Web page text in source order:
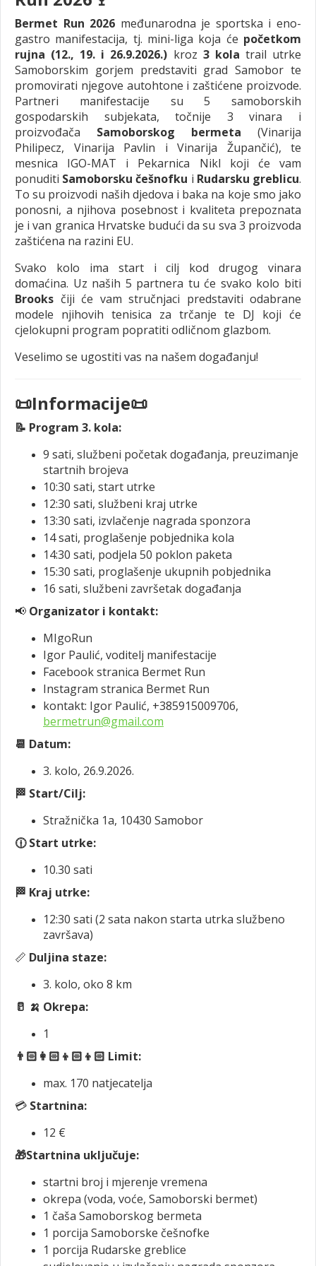
Bermet Run 2026 međunarodna je sportska i eno-
gastro manifestacija, tj. mini-liga koja će početkom
rujna (12., 19. i 26.9.2026.) kroz 3 kola trail utrke
Samoborskim gorjem predstaviti grad Samobor te
promovirati njegove autohtone i zaštićene proizvode.
Partneri manifestacije su 5 samoborskih
gospodarskih subjekata, točnije 3 vinara i
proizvođača Samoborskog bermeta (Vinarija
Philipecz, Vinarija Pavlin i Vinarija Župančić), te
mesnica IGO-MAT i Pekarnica Nikl koji će vam
ponuditi Samoborsku češnofku i Rudarsku greblicu.
To su proizvodi naših djedova i baka na koje smo jako
ponosni, a njihova posebnost i kvaliteta prepoznata
je i van granica Hrvatske budući da su sva 3 proizvoda
zaštićena na razini EU.
Svako kolo ima start i cilj kod drugog vinara
domaćina. Uz naših 5 partnera tu će svako kolo biti
Brooks čiji će vam stručnjaci predstaviti odabrane
modele njihovih tenisica za trčanje te DJ koji će
cjelokupni program popratiti odličnom glazbom.
Veselimo se ugostiti vas na našem događanju!
📜Informacije📜
📝 Program 3. kola:
9 sati, službeni početak događanja, preuzimanje
startnih brojeva
10:30 sati, start utrke
12:30 sati, službeni kraj utrke
13:30 sati, izvlačenje nagrada sponzora
14 sati, proglašenje pobjednika kola
14:30 sati, podjela 50 poklon paketa
15:30 sati, proglašenje ukupnih pobjednika
16 sati, službeni završetak događanja
📢 Organizator i kontakt:
MIgoRun
Igor Paulić, voditelj manifestacije
Facebook stranica Bermet Run
Instagram stranica Bermet Run
kontakt: Igor Paulić, +385915009706,
bermetrun@gmail.com
📆 Datum:
3. kolo, 26.9.2026.
🏁 Start/Cilj:
Stražnička 1a, 10430 Samobor
🕧 Start utrke:
10.30 sati
🏁 Kraj utrke:
12:30 sati (2 sata nakon starta utrka službeno
završava)
📏 Duljina staze:
3. kolo, oko 8 km
🥛 🍌 Okrepa:
1
👨🏻‍👩🏻‍👦🏻‍👦🏻 Limit:
max. 170 natjecatelja
💳 Startnina:
12 €
🎁Startnina uključuje:
startni broj i mjerenje vremena
okrepa (voda, voće, Samoborski bermet)
1 čaša Samoborskog bermeta
1 porcija Samoborske češnofke
1 porcija Rudarske greblice